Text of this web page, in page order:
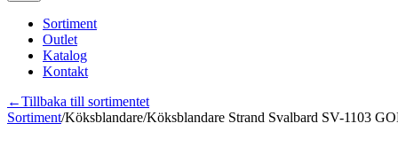
Sortiment
Outlet
Katalog
Kontakt
←Tillbaka till sortimentet
Sortiment/Köksblandare/Köksblandare Strand Svalbard SV-1103